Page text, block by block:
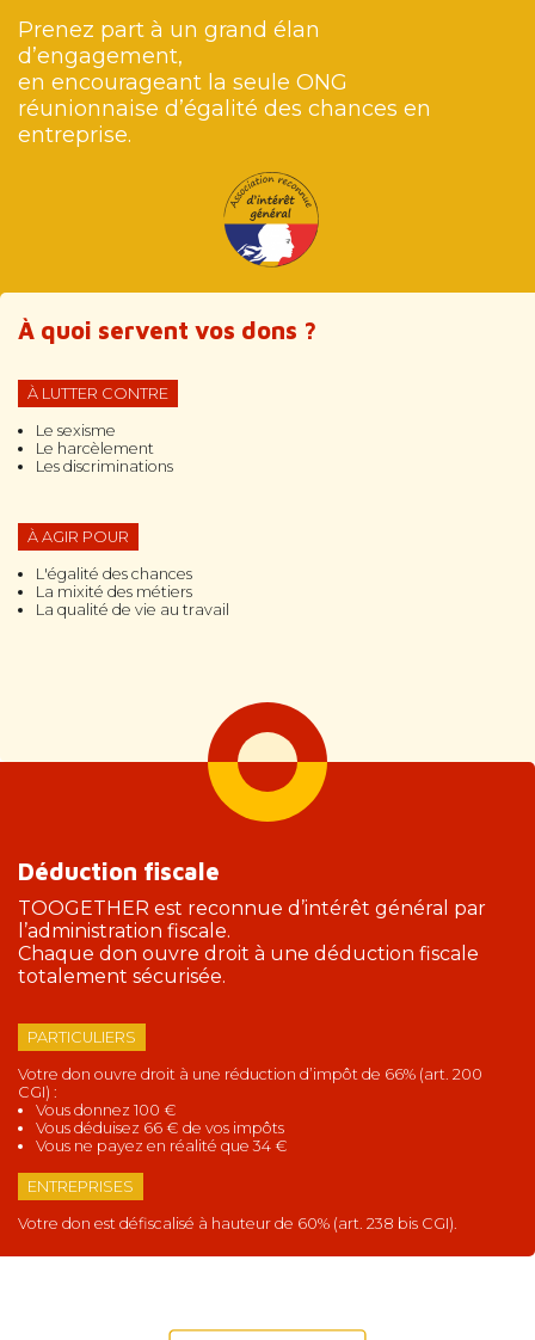
À quoi servent vos dons ?
À LUTTER CONTRE
Le sexisme
Le harcèlement
Les discriminations
À AGIR POUR
L'égalité des chances
La mixité des métiers
La qualité de vie au travail
Déduction fiscale
TOOGETHER est reconnue d’intérêt général par
l’administration fiscale.
Chaque don ouvre droit à une déduction fiscale
totalement sécurisée.
PARTICULIERS
Votre don ouvre droit à une réduction d’impôt de 66% (art. 200
CGI) :
Vous donnez 100 €
Vous déduisez 66 € de vos impôts
Vous ne payez en réalité que 34 €
ENTREPRISES
Votre don est défiscalisé à hauteur de 60% (art. 238 bis CGI).
Prenez part à un grand élan
d’engagement,
en encourageant la seule ONG
réunionnaise d’égalité des chances en
entreprise.